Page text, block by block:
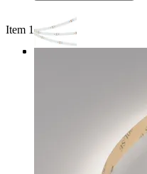
Item 1 of 3